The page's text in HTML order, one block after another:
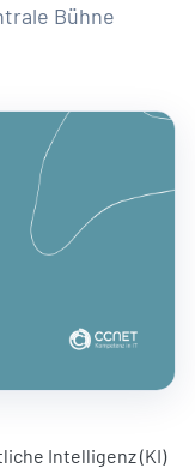
Bühne
Intelligenz (KI)